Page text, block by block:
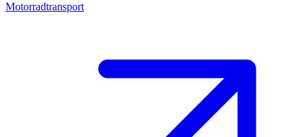
Motorradtransport